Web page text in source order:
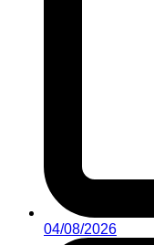
04/08/2026